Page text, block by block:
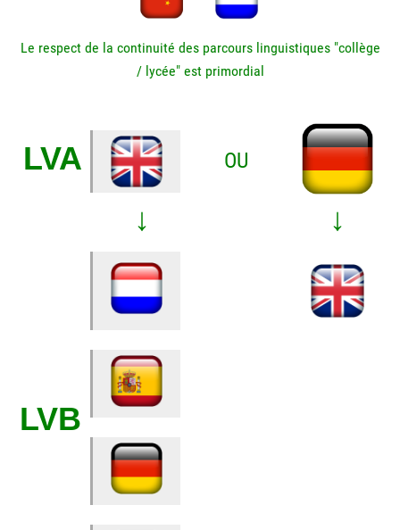
Le respect de la continuité des parcours linguistiques "collège
/ lycée" est primordial
LVA OU
↓ ↓
LVB